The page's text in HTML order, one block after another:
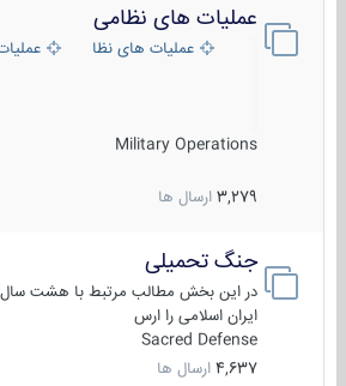
عملیات های نظامی
عملیات های نظامی ایرانعملیات
Military Operations
3,279 ارسال ها
جنگ تحمیلی
در این بخش مطالب مرتبط با هشت سال
ایران اسلامی را ارس
Sacred Defense
4,637 ارسال ها